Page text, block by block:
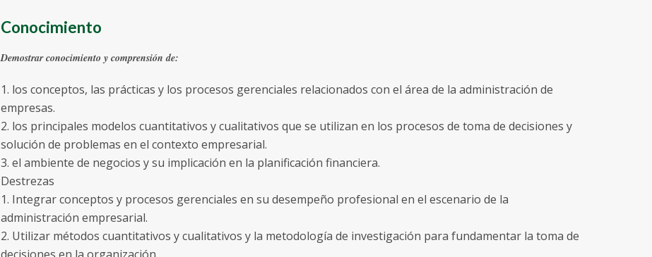
Conocimiento
Demostrar conocimiento y comprensión de:
1. los conceptos, las prácticas y los procesos gerenciales relacionados con el área de la administración de
empresas.
2. los principales modelos cuantitativos y cualitativos que se utilizan en los procesos de toma de decisiones y
solución de problemas en el contexto empresarial.
3. el ambiente de negocios y su implicación en la planificación financiera.
Destrezas
1. Integrar conceptos y procesos gerenciales en su desempeño profesional en el escenario de la
administración empresarial.
2. Utilizar métodos cuantitativos y cualitativos y la metodología de investigación para fundamentar la toma de